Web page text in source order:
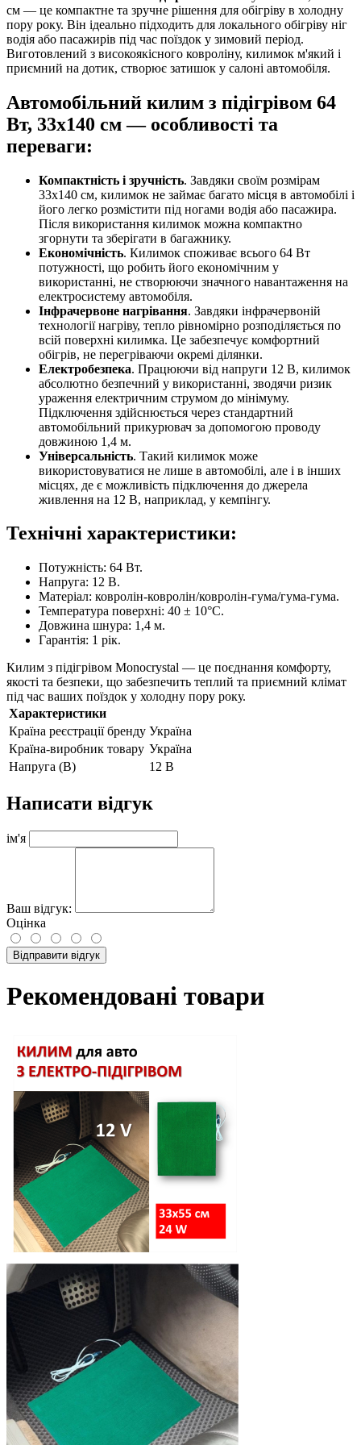
см — це компактне та зручне рішення для обігріву в холодну
пору року. Він ідеально підходить для локального обігріву ніг
водія або пасажирів під час поїздок у зимовий період.
Виготовлений з високоякісного ковроліну, килимок м'який і
приємний на дотик, створює затишок у салоні автомобіля.
Автомобільний килим з підігрівом 64
Вт, 33х140 см — особливості та
переваги:
Компактність і зручність. Завдяки своїм розмірам
33х140 см, килимок не займає багато місця в автомобілі і
його легко розмістити під ногами водія або пасажира.
Після використання килимок можна компактно
згорнути та зберігати в багажнику.
Економічність. Килимок споживає всього 64 Вт
потужності, що робить його економічним у
використанні, не створюючи значного навантаження на
електросистему автомобіля.
Інфрачервоне нагрівання. Завдяки інфрачервоній
технології нагріву, тепло рівномірно розподіляється по
всій поверхні килимка. Це забезпечує комфортний
обігрів, не перегріваючи окремі ділянки.
Електробезпека. Працюючи від напруги 12 В, килимок
абсолютно безпечний у використанні, зводячи ризик
ураження електричним струмом до мінімуму.
Підключення здійснюється через стандартний
автомобільний прикурювач за допомогою проводу
довжиною 1,4 м.
Універсальність. Такий килимок може
використовуватися не лише в автомобілі, але і в інших
місцях, де є можливість підключення до джерела
живлення на 12 В, наприклад, у кемпінгу.
Технічні характеристики:
Потужність: 64 Вт.
Напруга: 12 В.
Матеріал: ковролін-ковролін/ковролін-гума/гума-гума.
Температура поверхні: 40 ± 10°C.
Довжина шнура: 1,4 м.
Гарантія: 1 рік.
Килим з підігрівом Monocrystal — це поєднання комфорту,
якості та безпеки, що забезпечить теплий та приємний клімат
під час ваших поїздок у холодну пору року.
Характеристики
Країна реєстрації бренду Україна
Країна-виробник товару Україна
Напруга (В)
12 В
Написати відгук
ім'я
Ваш відгук:
Оцінка
Відправити відгук
Рекомендовані товари